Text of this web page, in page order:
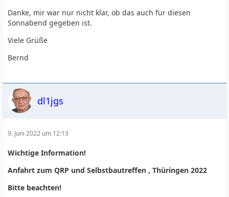
Danke, mir war nur nicht klar, ob das auch für diesen
Sonnabend gegeben ist.
Viele Grüße
Bernd
dl1jgs
9. Juni 2022 um 12:13
Wichtige Information!
Anfahrt zum QRP und Selbstbautreffen , Thüringen 2022
Bitte beachten!